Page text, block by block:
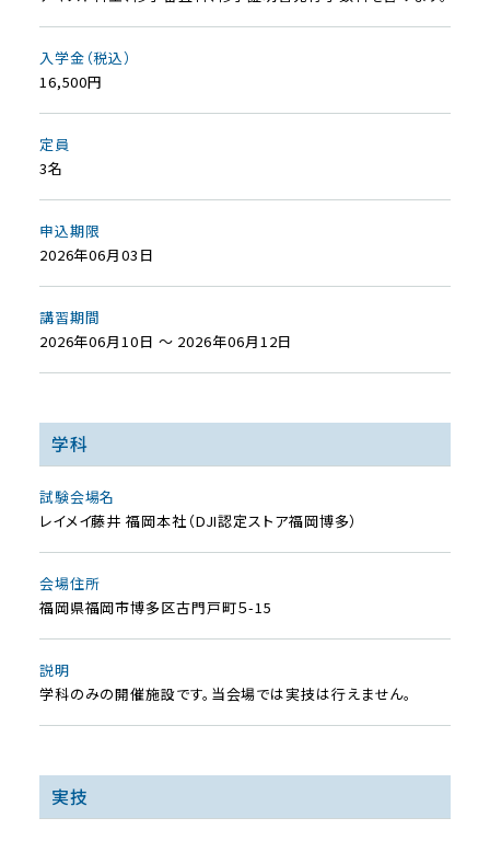
入学金（税込）
16,500円
定員
3名
申込期限
2026年06月03日
講習期間
2026年06月10日 ～ 2026年06月12日
学科
試験会場名
レイメイ藤井 福岡本社（DJI認定ストア福岡博多）
会場住所
福岡県福岡市博多区古門戸町５-15
説明
学科のみの開催施設です。当会場では実技は行えません。
実技